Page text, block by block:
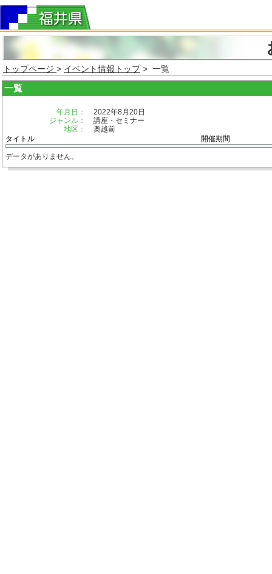
トップページ > イベント情報トップ> 一覧
一覧
年月日：
2022年8月20日
ジャンル：
講座・セミナー
地区：
奥越前
タイトル
開催期間
データがありません。